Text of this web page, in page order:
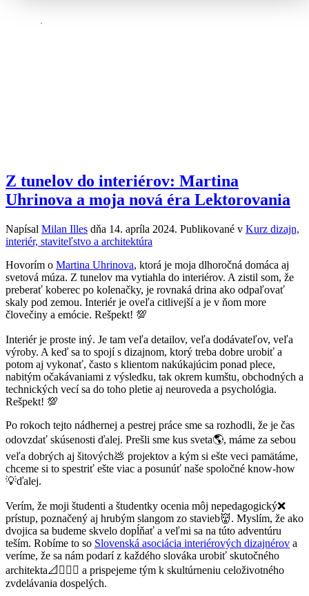
Z tunelov do interiérov: Martina
Uhrinova a moja nová éra Lektorovania
Napísal Milan Illes dňa 14. apríla 2024. Publikované v Kurz dizajn,
interiér, staviteľstvo a architektúra
Hovorím o Martina Uhrinova, ktorá je moja dlhoročná domáca aj
svetová múza. Z tunelov ma vytiahla do interiérov. A zistil som, že
preberať koberec po kolenačky, je rovnaká drina ako odpaľovať
skaly pod zemou. Interiér je oveľa citlivejší a je v ňom more
človečiny a emócie. Rešpekt! 💯
Interiér je proste iný. Je tam veľa detailov, veľa dodávateľov, veľa
výroby. A keď sa to spojí s dizajnom, ktorý treba dobre urobiť a
potom aj vykonať, často s klientom nakúkajúcim ponad plece,
nabitým očakávaniami z výsledku, tak okrem kumštu, obchodných a
technických vecí sa do toho pletie aj neuroveda a psychológia.
Rešpekt! 💯
Po rokoch tejto nádhernej a pestrej práce sme sa rozhodli, že je čas
odovzdať skúsenosti ďalej. Prešli sme kus sveta🌎, máme za sebou
veľa dobrých aj šitových💩 projektov a kým si ešte veci pamätáme,
chceme si to spestriť ešte viac a posunúť naše spoločné know-how
💡ďalej.
Verím, že moji študenti a študentky ocenia môj nepedagogický❌
prístup, poznačený aj hrubým slangom zo stavieb👹. Myslím, že ako
dvojica sa budeme skvelo dopĺňať a veľmi sa na túto adventúru
teším. Robíme to so Slovenská asociácia interiérových dizajnérov a
veríme, že sa nám podarí z každého slováka urobiť skutočného
architekta📐👷🏻‍♀️ a prispejeme tým k skultúrneniu celoživotného
zvdelávania dospelých.